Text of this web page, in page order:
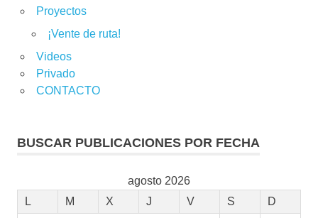
Proyectos
¡Vente de ruta!
Videos
Privado
CONTACTO
BUSCAR PUBLICACIONES POR FECHA
agosto 2026
L
M X J V S
D